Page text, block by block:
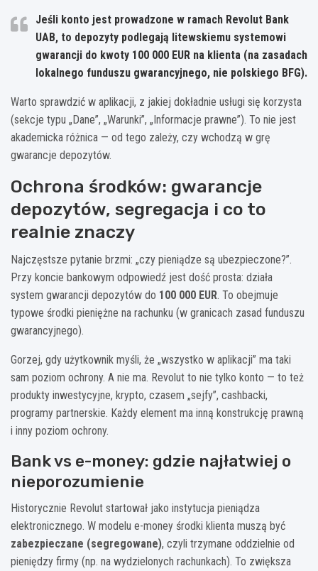
Jeśli konto jest prowadzone w ramach Revolut Bank
UAB, to depozyty podlegają litewskiemu systemowi
gwarancji do kwoty 100 000 EUR na klienta (na zasadach
lokalnego funduszu gwarancyjnego, nie polskiego BFG).
Warto sprawdzić w aplikacji, z jakiej dokładnie usługi się korzysta
(sekcje typu „Dane”, „Warunki”, „Informacje prawne”). To nie jest
akademicka różnica — od tego zależy, czy wchodzą w grę
gwarancje depozytów.
Ochrona środków: gwarancje
depozytów, segregacja i co to
realnie znaczy
Najczęstsze pytanie brzmi: „czy pieniądze są ubezpieczone?”.
Przy koncie bankowym odpowiedź jest dość prosta: działa
system gwarancji depozytów do 100 000 EUR. To obejmuje
typowe środki pieniężne na rachunku (w granicach zasad funduszu
gwarancyjnego).
Gorzej, gdy użytkownik myśli, że „wszystko w aplikacji” ma taki
sam poziom ochrony. A nie ma. Revolut to nie tylko konto — to też
produkty inwestycyjne, krypto, czasem „sejfy”, cashbacki,
programy partnerskie. Każdy element ma inną konstrukcję prawną
i inny poziom ochrony.
Bank vs e-money: gdzie najłatwiej o
nieporozumienie
Historycznie Revolut startował jako instytucja pieniądza
elektronicznego. W modelu e-money środki klienta muszą być
zabezpieczane (segregowane), czyli trzymane oddzielnie od
pieniędzy firmy (np. na wydzielonych rachunkach). To zwiększa